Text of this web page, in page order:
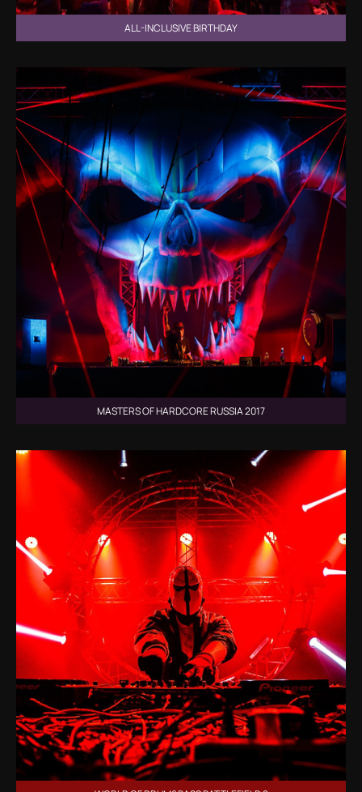
ALL-INCLUSIVE BIRTHDAY
MASTERS OF HARDCORE RUSSIA 2017